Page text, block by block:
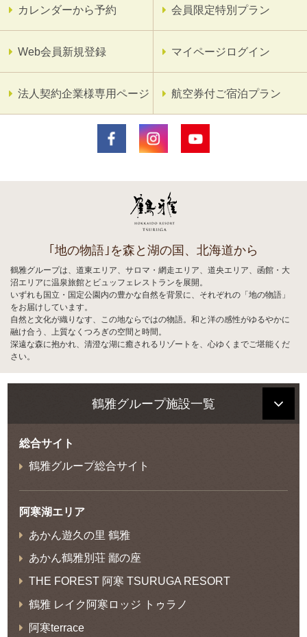
カレンダーから予約 会員限定特別プラン
Web会員新規登録 マイページログイン
法人契約企業様専用ページ 航空券付ご宿泊プラン
｢地の物語｣を森と湖の国、北海道から
鶴雅グループは、道東エリア、サロマ・網走エリア、道央エリア、函館・大
沼エリアに温泉旅館とビュッフェレストランを展開。
いずれも国立・国定公園内の豊かな自然を背景に、それぞれの「地の物語」
をお届けしています。
自然と文化が織りなす、この地ならではの物語。和と洋の感性がゆるやかに
融け合う、上質なくつろぎの空間と時間。
深遠な森に抱かれ、清澄な湖に癒されるリゾートを、心ゆくまでご堪能くだ
さい。
鶴雅グループ施設一覧
総合サイト
鶴雅グループ総合サイト
阿寒湖エリア
あかん遊久の里 鶴雅
あかん鶴雅別荘 鄙の座
THE FOREST 阿寒 TSURUGA RESORT
鶴雅 レイク阿寒ロッジ トゥラノ
阿寒terrace